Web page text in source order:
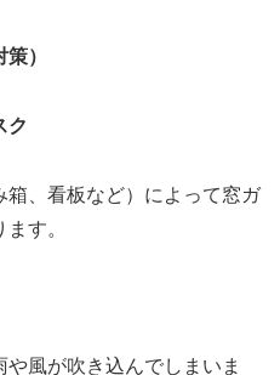
）
ク
、看板など）によって窓ガ
す。
風が吹き込んでしまいま